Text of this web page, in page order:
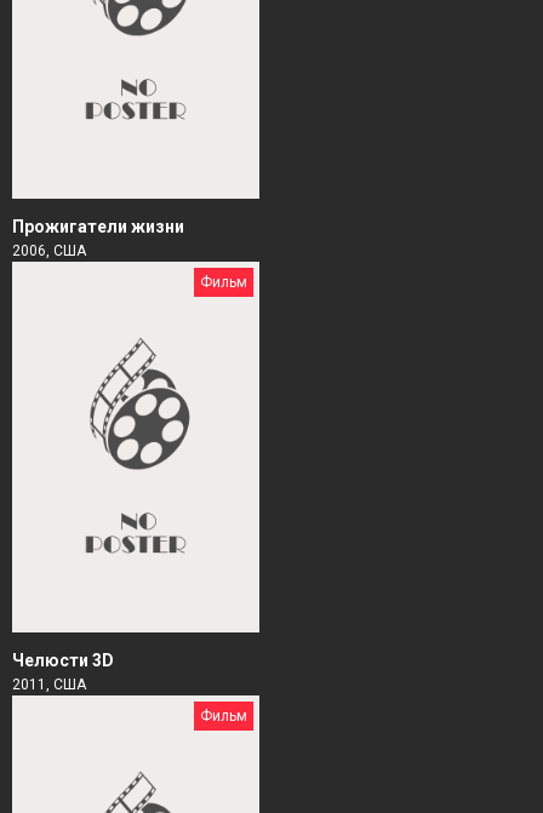
Прожигатели жизни
2006, США
Фильм
Чeлюсти 3D
2011, США
Фильм